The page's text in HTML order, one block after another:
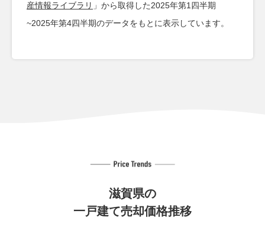
産情報ライブラリ 」から取得した2025年第1四半期
~2025年第4四半期のデータをもとに表示しています。
滋賀県の
一戸建て売却価格推移